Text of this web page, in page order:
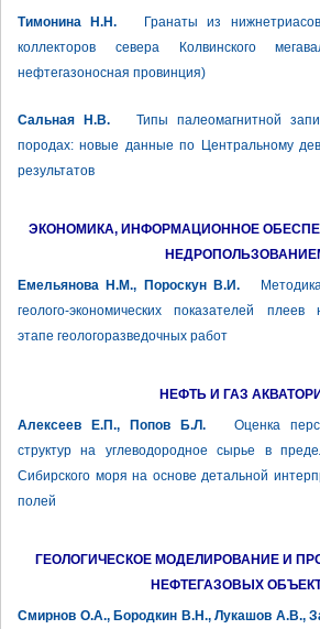
Тимонина Н.Н. Гранаты из
коллекторов севера Колвинского
нефтегазоносная провинция)
Сальная Н.В. Типы палеомагнитной
породах: новые данные по Центральному
результатов
ЭКОНОМИКА, ИНФОРМАЦИОННОЕ
Емельянова Н.М., Пороскун В.И.Методика
геолого-экономических показателей плеев
этапе геологоразведочных работ
НЕФТЬ И ГАЗ
Алексеев Е.П., Попов Б.Л.Оценка
структур на углеводородное сырье в
Сибирского моря на основе детальной
полей
ГЕОЛОГИЧЕСКОЕ МОДЕЛИРОВАНИЕ И
НЕФТЕГАЗОВЫХ
Смирнов О.А., Бородкин В.Н., Лукашов А.В.,